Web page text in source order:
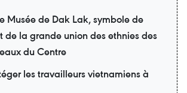
Musée de Dak Lak, symbole de
de la grande union des ethnies des
du Centre
les travailleurs vietnamiens à